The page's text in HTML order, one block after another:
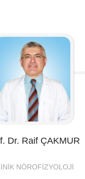
Dr. Raif ÇAKMUR
NÖROFIZYOLOJI